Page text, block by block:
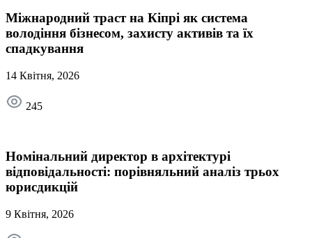
Міжнародний траст на Кіпрі як система
володіння бізнесом, захисту активів та їх
спадкування
14 Квітня, 2026
245
Номінальний директор в архітектурі
відповідальності: порівняльний аналіз трьох
юрисдикцій
9 Квітня, 2026